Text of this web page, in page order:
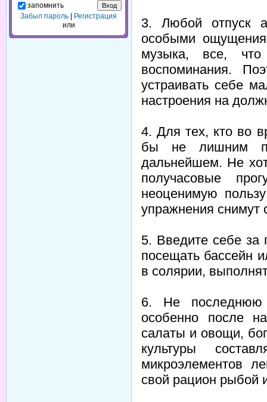
запомнить
Забыл пароль
Регистрация
или
3. Любой отпуск
особыми
музыка, все,
воспоминания.
устраивать себе
настроения на
4. Для тех, кто во
бы не лишним
дальнейшем. Не
получасовые
неоценимую
упражнения снимут
5. Введите себе
посещать бассейн
в солярии,
6. Не последнюю
особенно после
салаты и овощи,
культуры
микроэлементов
свой рацион рыбой